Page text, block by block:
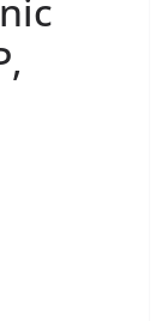
RI
berlangsung
warga,
kenyamanan
ruang
terkait
satu
kegiatan
warga untuk
penuh,